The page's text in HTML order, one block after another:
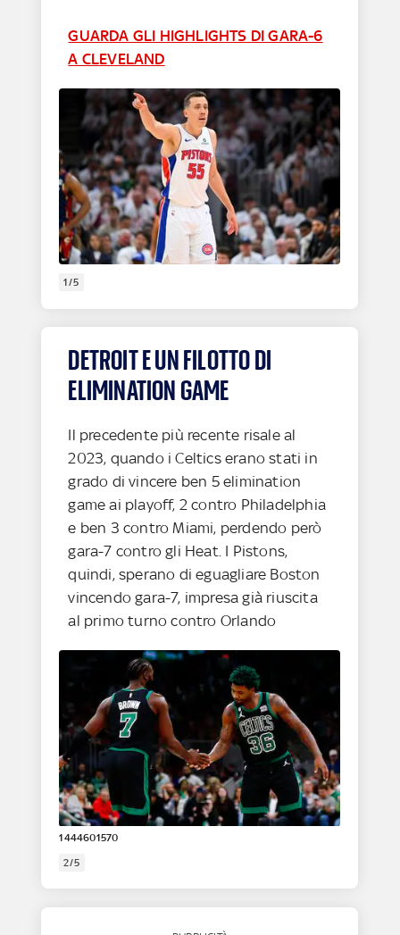
GUARDA GLI HIGHLIGHTS DI GARA-6
A CLEVELAND
1/5
DETROIT E UN FILOTTO DI
ELIMINATION GAME
Il precedente più recente risale al
2023, quando i Celtics erano stati in
grado di vincere ben 5 elimination
game ai playoff, 2 contro Philadelphia
e ben 3 contro Miami, perdendo però
gara-7 contro gli Heat. I Pistons,
quindi, sperano di eguagliare Boston
vincendo gara-7, impresa già riuscita
al primo turno contro Orlando
1444601570
2/5